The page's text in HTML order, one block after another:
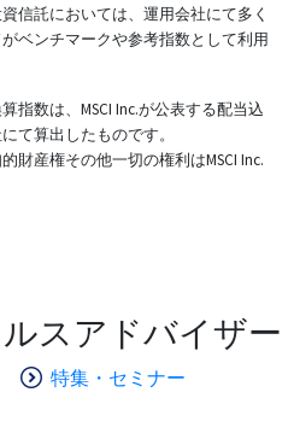
信託においては、運用会社にて多く
ベンチマークや参考指数として利用
指数は、MSCI Inc.が公表する配当込
て算出したものです。
財産権その他一切の権利はMSCI Inc.
スアドバイザー
特集・セミナー